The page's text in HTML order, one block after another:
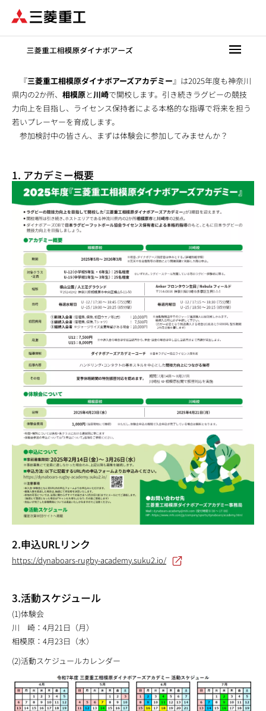
ン
『三菱重工相模原ダイナボアーズアカデミー』は2025年度も神奈川
県内の2か所、 相模原と川崎で開校します。引き続きラグビーの競技
力向上を目指し、ライセンス保持者による本格的な指導で将来を担う
若いプレーヤーを育成します。
参加検討中の皆さん、まずは体験会に参加してみませんか？
1. アカデミー概要
2.申込URLリンク
https://dynaboars-rugby-academy.suku2.io/
3.活動スケジュール
(1)体験会
川 崎：4月21日（月）
相模原：4月23日（水）
(2)活動スケジュールカレンダー